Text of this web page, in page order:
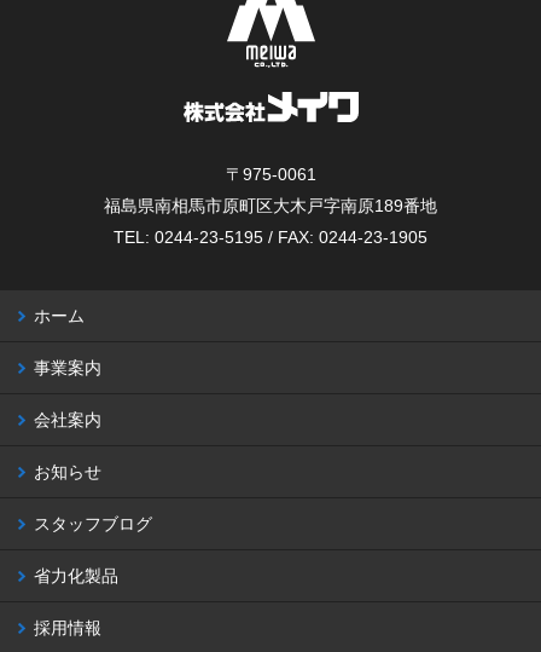
〒975-0061
福島県南相馬市原町区大木戸字南原189番地
TEL: 0244-23-5195 / FAX: 0244-23-1905
ホーム
事業案内
会社案内
お知らせ
スタッフブログ
省力化製品
採用情報